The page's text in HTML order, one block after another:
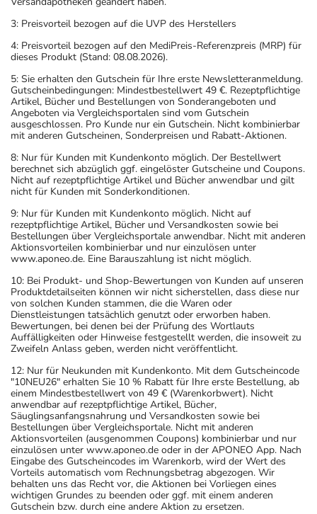
3: Preisvorteil bezogen auf die UVP des Herstellers
4: Preisvorteil bezogen auf den MediPreis-Referenzpreis (MRP) für
dieses Produkt (Stand: 08.08.2026).
5: Sie erhalten den Gutschein für Ihre erste Newsletteranmeldung.
Gutscheinbedingungen: Mindestbestellwert 49 €. Rezeptpflichtige
Artikel, Bücher und Bestellungen von Sonderangeboten und
Angeboten via Vergleichsportalen sind vom Gutschein
ausgeschlossen. Pro Kunde nur ein Gutschein. Nicht kombinierbar
mit anderen Gutscheinen, Sonderpreisen und Rabatt-Aktionen.
8: Nur für Kunden mit Kundenkonto möglich. Der Bestellwert
berechnet sich abzüglich ggf. eingelöster Gutscheine und Coupons.
Nicht auf rezeptpflichtige Artikel und Bücher anwendbar und gilt
nicht für Kunden mit Sonderkonditionen.
9: Nur für Kunden mit Kundenkonto möglich. Nicht auf
rezeptpflichtige Artikel, Bücher und Versandkosten sowie bei
Bestellungen über Vergleichsportale anwendbar. Nicht mit anderen
Aktionsvorteilen kombinierbar und nur einzulösen unter
www.aponeo.de. Eine Barauszahlung ist nicht möglich.
10: Bei Produkt- und Shop-Bewertungen von Kunden auf unseren
Produktdetailseiten können wir nicht sicherstellen, dass diese nur
von solchen Kunden stammen, die die Waren oder
Dienstleistungen tatsächlich genutzt oder erworben haben.
Bewertungen, bei denen bei der Prüfung des Wortlauts
Auffälligkeiten oder Hinweise festgestellt werden, die insoweit zu
Zweifeln Anlass geben, werden nicht veröffentlicht.
12: Nur für Neukunden mit Kundenkonto. Mit dem Gutscheincode
"10NEU26" erhalten Sie 10 % Rabatt für Ihre erste Bestellung, ab
einem Mindestbestellwert von 49 € (Warenkorbwert). Nicht
anwendbar auf rezeptpflichtige Artikel, Bücher,
Säuglingsanfangsnahrung und Versandkosten sowie bei
Bestellungen über Vergleichsportale. Nicht mit anderen
Aktionsvorteilen (ausgenommen Coupons) kombinierbar und nur
einzulösen unter www.aponeo.de oder in der APONEO App. Nach
Eingabe des Gutscheincodes im Warenkorb, wird der Wert des
Vorteils automatisch vom Rechnungsbetrag abgezogen. Wir
behalten uns das Recht vor, die Aktionen bei Vorliegen eines
wichtigen Grundes zu beenden oder ggf. mit einem anderen
Gutschein bzw. durch eine andere Aktion zu ersetzen.